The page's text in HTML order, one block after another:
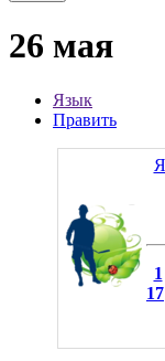
26 мая
Язык
Править
1
17